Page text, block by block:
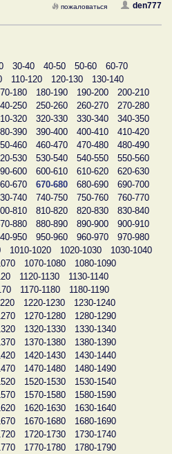
den777
пожаловаться
30-40 40-50 50-60
60-70
110-120 120-130
130-140
180 180-190 190-200
200-210
250 250-260 260-270
270-280
320 320-330 330-340
340-350
390 390-400 400-410
410-420
460 460-470 470-480
480-490
530 530-540 540-550
550-560
600 600-610 610-620
620-630
670 670-680 680-690
690-700
740 740-750 750-760
760-770
810 810-820 820-830
830-840
880 880-890 890-900
900-910
950 950-960 960-970
970-980
1010-1020 1020-1030
1030-1040
1070-1080
1080-1090
1120-1130
1130-1140
1170-1180
1180-1190
1220-1230
1230-1240
1270-1280
1280-1290
1320-1330
1330-1340
1370-1380
1380-1390
1420-1430
1430-1440
1470-1480
1480-1490
1520-1530
1530-1540
1570-1580
1580-1590
1620-1630
1630-1640
1670-1680
1680-1690
1720-1730
1730-1740
1770-1780
1780-1790